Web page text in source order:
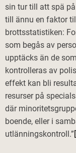
sin tur till att spä
till ännu en faktor
brottsstatistiken:
som begås av
upptäcks än de
kontrolleras av
effekt kan bli
resurser på
där
boende, eller i
utlänningskontroll.”